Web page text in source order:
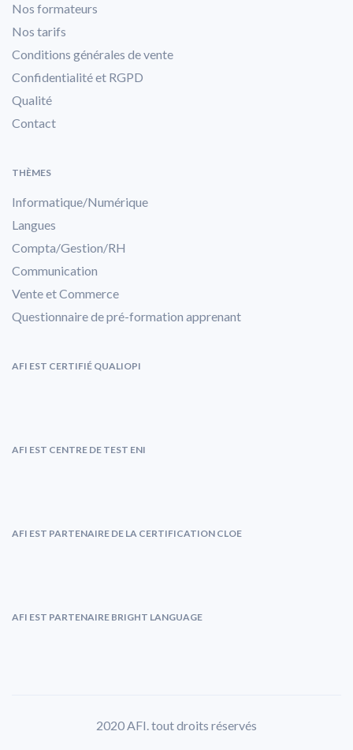
Nos formateurs
Nos tarifs
Conditions générales de vente
Confidentialité et RGPD
Qualité
Contact
THÈMES
Informatique/Numérique
Langues
Compta/Gestion/RH
Communication
Vente et Commerce
Questionnaire de pré-formation apprenant
AFI EST CERTIFIÉ QUALIOPI
AFI EST CENTRE DE TEST ENI
AFI EST PARTENAIRE DE LA CERTIFICATION CLOE
AFI EST PARTENAIRE BRIGHT LANGUAGE
2020 AFI. tout droits réservés